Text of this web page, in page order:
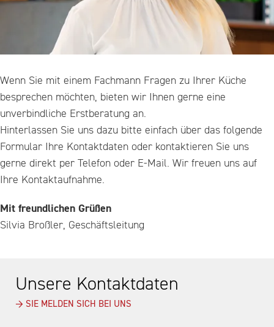
Wenn Sie mit einem Fachmann Fragen zu Ihrer Küche
besprechen möchten, bieten wir Ihnen gerne eine
unverbindliche Erstberatung an.
Hinterlassen Sie uns dazu bitte einfach über das folgende
Formular Ihre Kontaktdaten oder kontaktieren Sie uns
gerne direkt per Telefon oder E-Mail. Wir freuen uns auf
Ihre Kontaktaufnahme.
Mit freundlichen Grüßen
Silvia Broßler, Geschäftsleitung
Unsere Kontaktdaten
→ SIE MELDEN SICH BEI UNS